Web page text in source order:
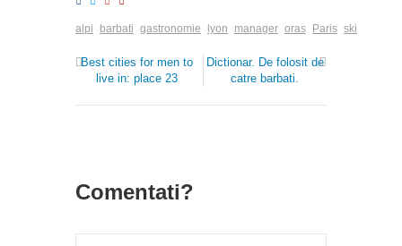
alpi barbati gastronomie lyon manager oras Paris ski
Best cities for men to
live in: place 23
Dictionar. De folosit de
catre barbati.
Comentati?